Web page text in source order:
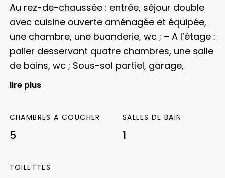
Au rez-de-chaussée : entrée, séjour double
avec cuisine ouverte aménagée et équipée,
une chambre, une buanderie, wc ; – A l’étage :
palier desservant quatre chambres, une salle
de bains, wc ; Sous-sol partiel, garage,
dépendance.
Montant estimé des dépenses annuelles
€ et 4320 €. Prix moyens des énergies
lire plus
CHAMBRES A COUCHER
5
SALLES DE BAIN
1
TOILETTES